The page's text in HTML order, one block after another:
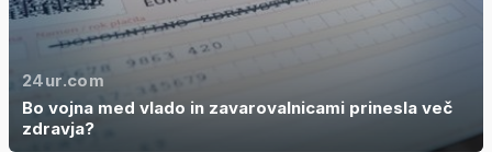
24ur.com
Bo vojna med vlado in zavarovalnicami prinesla več
zdravja?